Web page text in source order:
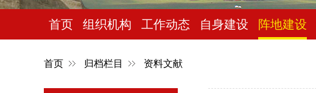
首页 组织机构 工作动态 自身建设 阵地建设
首页 归档栏目 资料文献